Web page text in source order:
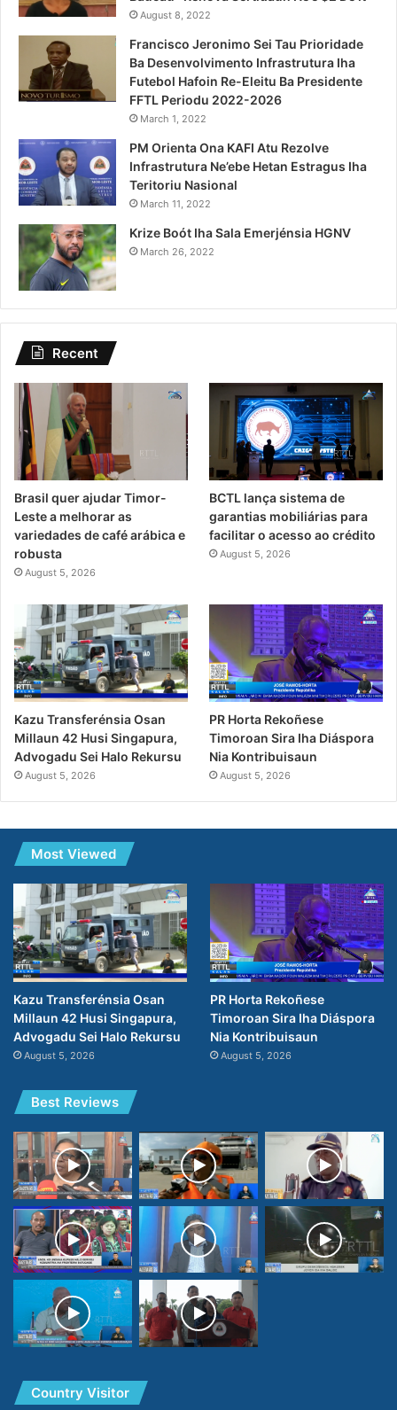
August 8, 2022
Francisco Jeronimo Sei Tau Prioridade
Ba Desenvolvimento Infrastrutura Iha
Futebol Hafoin Re-Eleitu Ba Presidente
FFTL Periodu 2022-2026
March 1, 2022
PM Orienta Ona KAFI Atu Rezolve
Infrastrutura Ne’ebe Hetan Estragus Iha
Teritoriu Nasional
March 11, 2022
Krize Boót Iha Sala Emerjénsia HGNV
March 26, 2022
Recent
Brasil quer ajudar Timor-
Leste a melhorar as
variedades de café arábica e
robusta
August 5, 2026
BCTL lança sistema de
garantias mobiliárias para
facilitar o acesso ao crédito
August 5, 2026
Kazu Transferénsia Osan
Millaun 42 Husi Singapura,
Advogadu Sei Halo Rekursu
August 5, 2026
PR Horta Rekoñese
Timoroan Sira Iha Diáspora
Nia Kontribuisaun
August 5, 2026
Most Viewed
Kazu Transferénsia Osan
Millaun 42 Husi Singapura,
Advogadu Sei Halo Rekursu
August 5, 2026
PR Horta Rekoñese
Timoroan Sira Iha Diáspora
Nia Kontribuisaun
August 5, 2026
Best Reviews
Country Visitor